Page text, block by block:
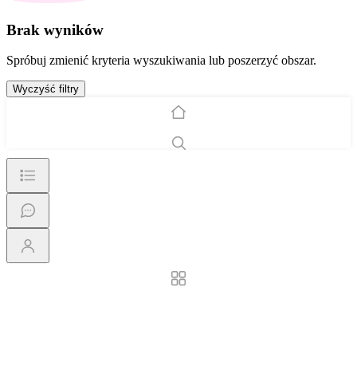
Brak wyników
Spróbuj zmienić kryteria wyszukiwania lub poszerzyć obszar.
Wyczyść filtry